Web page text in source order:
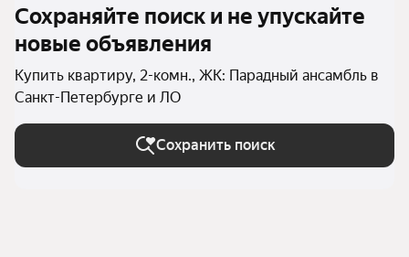
Сохраняйте поиск и не упускайте
новые объявления
Купить квартиру, 2-комн., ЖК: Парадный ансамбль в
Санкт-Петербурге и ЛО
Сохранить поиск